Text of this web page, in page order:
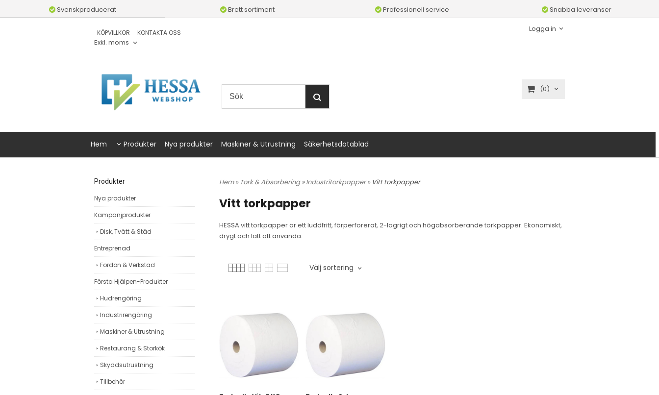
Svenskproducerat Brett sortiment Professionell service Snabba leveranser
KÖPVILLKOR KONTAKTA OSS
Exkl. moms
Logga in
(0)
Hem Produkter Nya produkter Maskiner & Utrustning Säkerhetsdatablad
Produkter
Nya produkter
Kampanjprodukter
Disk, Tvätt & Städ
Entreprenad
Fordon & Verkstad
Första Hjälpen-Produkter
Hudrengöring
Industrirengöring
Maskiner & Utrustning
Restaurang & Storkök
Skyddsutrustning
Tillbehör
Hem» Tork & Absorbering»Industritorkpapper» Vitt torkpapper
Vitt torkpapper
HESSA vitt torkpapper är ett luddfritt, förperforerat, 2-lagrigt och högabsorberande torkpapper. Ekonomiskt,
drygt och lätt att använda.
Välj sortering